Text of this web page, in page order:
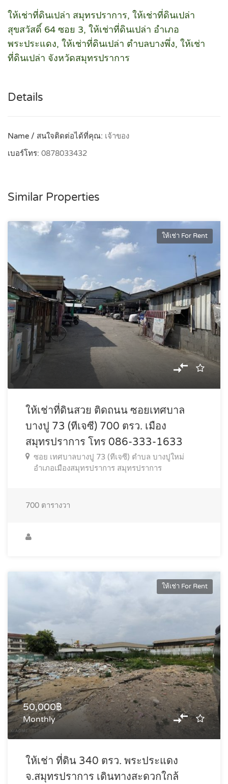
ให้เช่าที่ดินเปล่า สมุทรปราการ, ให้เช่าที่ดินเปล่า
สุขสวัสดิ์ 64 ซอย 3, ให้เช่าที่ดินเปล่า อำเภอ
พระประแดง, ให้เช่าที่ดินเปล่า ตำบลบางพึ่ง, ให้เช่า
ที่ดินเปล่า จังหวัดสมุทรปราการ
Details
Name / สนใจติดต่อได้ที่คุณ: เจ้าของ
เบอร์โทร: 0878033432
Similar Properties
ให้เช่า For Rent
ให้เช่าที่ดินสวย ติดถนน ซอยเทศบาล
บางปู 73 (ทีเจซี) 700 ตรว. เมือง
สมุทรปราการ โทร 086-333-1633
ซอย เทศบาลบางปู 73 (ทีเจซี) ตำบล บางปูใหม่
อำเภอเมืองสมุทรปราการ สมุทรปราการ
700 ตารางวา
ให้เช่า For Rent
50,000฿
Monthly
ให้เช่า ที่ดิน 340 ตรว. พระประแดง
จ.สมุทรปราการ เดินทางสะดวกใกล้